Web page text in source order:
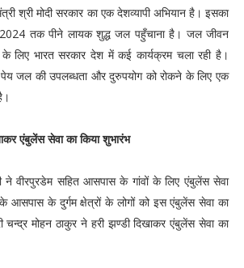
श्री मोदी सरकार का एक देशव्यापी अभियान है। इसका
तक पीने लायक शुद्ध जल पहुँचाना है। जल जीवन
लिए भारत सरकार देश में कई कार्यक्रम चला रही है।
जल की उपलब्धता और दुरुपयोग को रोकने के लिए एक
एंबुलेंस सेवा का किया शुभारंभ
ने वीरपुरडेम सहित आसपास के गांवों के लिए एंबुलेंस सेवा
आसपास के दुर्गम क्षेत्रों के लोगों को इस एंबुलेंस सेवा का
चन्द्र मोहन ठाकुर ने हरी झण्डी दिखाकर एंबुलेंस सेवा का